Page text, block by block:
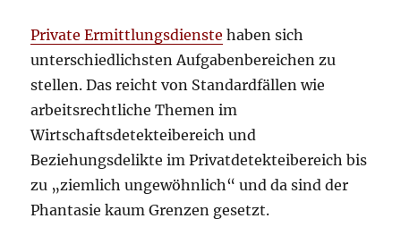
Private Ermittlungsdienste haben sich
unterschiedlichsten Aufgabenbereichen zu
stellen. Das reicht von Standardfällen wie
arbeitsrechtliche Themen im
Wirtschaftsdetekteibereich und
Beziehungsdelikte im Privatdetekteibereich bis
zu „ziemlich ungewöhnlich“ und da sind der
Phantasie kaum Grenzen gesetzt.